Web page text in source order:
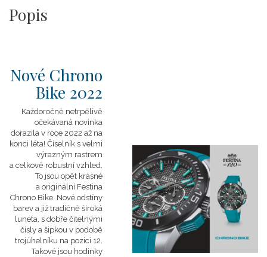
Popis
Nové Chrono
Bike 2022
Každoročně netrpělivě
očekávaná novinka
dorazila v roce 2022 až na
konci léta! Číselník s velmi
výrazným rastrem
a celkově robustní vzhled.
To jsou opět krásné
a originální Festina
Chrono Bike. Nové odstíny
barev a již tradičně široká
luneta, s dobře čitelnými
čísly a šipkou v podobě
trojúhelníku na pozici 12.
Takové jsou hodinky